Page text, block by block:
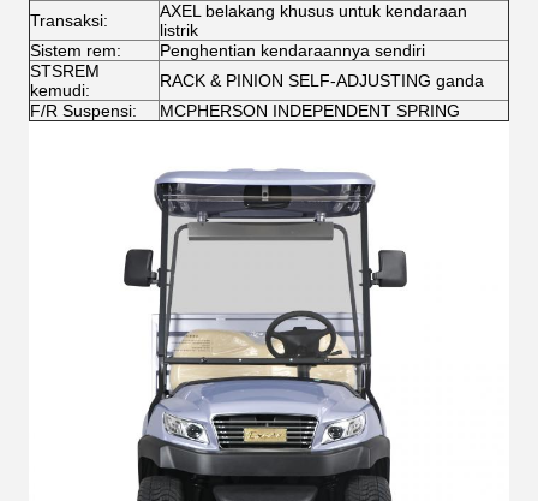
Transaksi:
AXEL belakang khusus untuk kendaraan
listrik
Sistem rem:
Penghentian kendaraannya sendiri
STSREM
kemudi:
RACK & PINION SELF-ADJUSTING ganda
F/R Suspensi:
MCPHERSON INDEPENDENT SPRING